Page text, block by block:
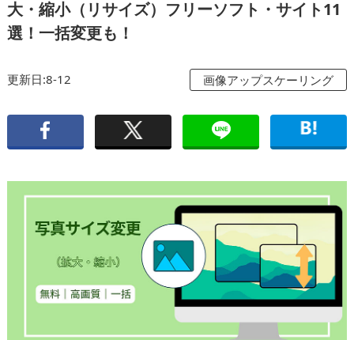
大・縮小（リサイズ）フリーソフト・サイト11
選！一括変更も！
更新日:8-12 画像アップスケーリング